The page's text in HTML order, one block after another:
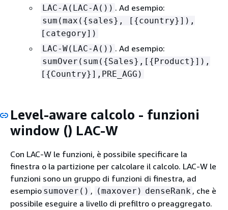
LAC-A(LAC-A()) . Ad esempio:
sum(max( {sales}, [ {country}]),
[category])
LAC-W(LAC-A()) . Ad esempio:
sumOver(sum( {Sales},[ {Product}]),
[ {Country}],PRE_AGG)
Level-aware calcolo - funzioni
window () LAC-W
Con LAC-W le funzioni, è possibile specificare la
finestra o la partizione per calcolare il calcolo. LAC-W le
funzioni sono un gruppo di funzioni di finestra, ad
esempio sumover() , (maxover) denseRank , che è
possibile eseguire a livello di prefiltro o preaggregato.